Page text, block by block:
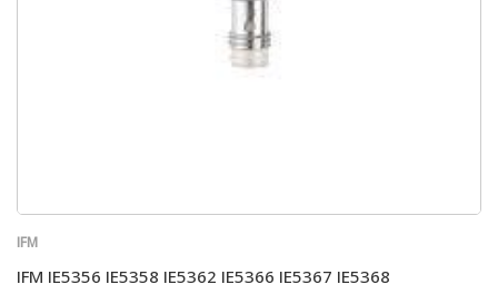
IFM
IFM IE5356 IE5358 IE5362 IE5366 IE5367 IE5368